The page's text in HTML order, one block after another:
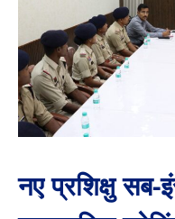
नए प्रशिक्षु सब-